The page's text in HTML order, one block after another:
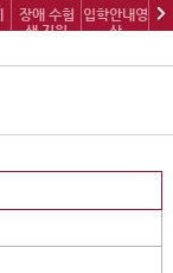
다
음
장애 수험
생 지원
입학안내영
상